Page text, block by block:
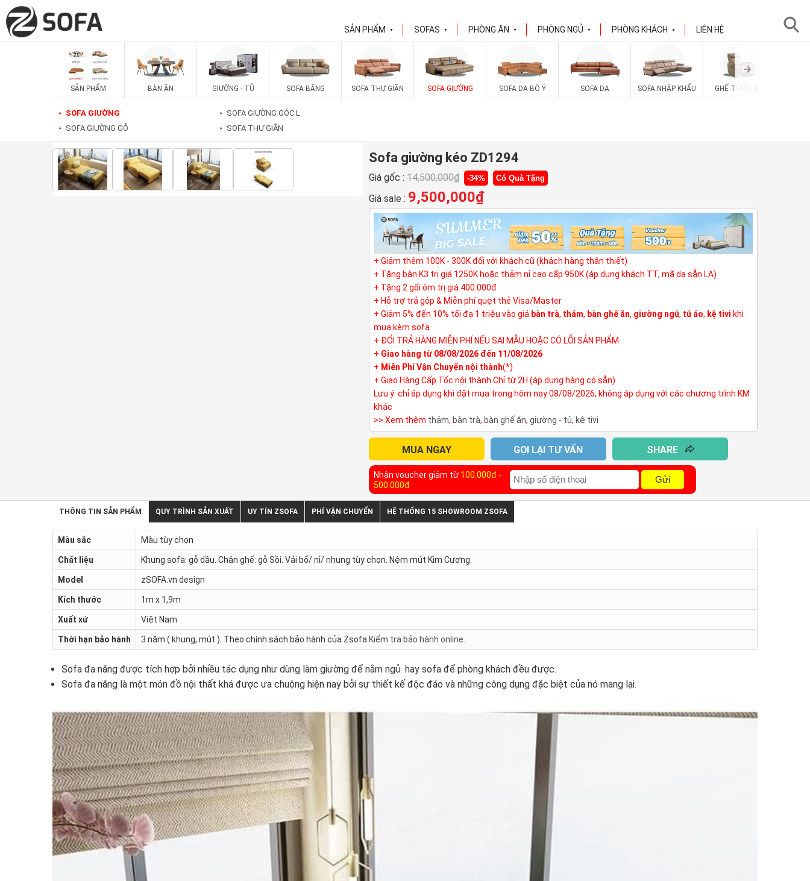
SẢN PHẨM ▼ SOFAS ▼ PHÒNG ĂN ▼ PHÒNG NGỦ ▼ PHÒNG KHÁCH ▼ LIÊN HỆ
SẢN PHẨM BÀN ĂN GIƯỜNG - TỦ SOFA BĂNG SOFA THƯ GIÃN SOFA GIƯỜNG SOFA DA BÒ Ý SOFA DA SOFA NHẬP KHẨU GHẾ THƯ GIÃN
► SOFA GIƯỜNG
► SOFA GIƯỜNG GỖ
► SOFA GIƯỜNG GÓC L
► SOFA THƯ GIÃN
Sofa giường kéo ZD1294
Giá gốc : 14,500,000₫ -34% Có Quà Tặng
Giá sale : 9,500,000₫
+ Giảm thêm 100K - 300K đối với khách cũ (khách hàng thân thiết)
+ Tặng bàn K3 trị giá 1250K hoặc thảm nỉ cao cấp 950K (áp dụng khách TT, mã da sẵn LA)
+ Tặng 2 gối ôm trị giá 400.000đ
+ Hỗ trợ trả góp & Miễn phí quẹt thẻ Visa/Master
+ Giảm 5% đến 10% tối đa 1 triệu vào giá bàn trà, thảm, bàn ghế ăn, giường ngủ, tủ áo, kệ tivi khi
mua kèm sofa
+ ĐỔI TRẢ HÀNG MIỄN PHÍ NẾU SAI MẪU HOẶC CÓ LỖI SẢN PHẨM
+ Giao hàng từ 08/08/2026 đến 11/08/2026
+ Miễn Phí Vận Chuyển nội thành(*)
+ Giao Hàng Cấp Tốc nội thành Chỉ từ 2H (áp dụng hàng có sẵn)
Lưu ý: chỉ áp dụng khi đặt mua trong hôm nay 08/08/2026, không áp dụng với các chương trình KM
khác
>> Xem thêm thảm, bàn trà, bàn ghế ăn, giường - tủ, kệ tivi
MUA NGAY GỌI LẠI TƯ VẤN SHARE
Nhận voucher giảm từ 100.000đ -
500.000đ
Gửi
THÔNG TIN SẢN PHẨM QUY TRÌNH SẢN XUẤT UY TÍN ZSOFA PHÍ VẬN CHUYỂN HỆ THỐNG 15 SHOWROOM ZSOFA
Màu sắc Màu tùy chọn
Chất liệu Khung sofa: gỗ dầu. Chân ghế: gỗ Sồi. Vải bố/ nỉ/ nhung tùy chọn. Nệm mút Kim Cương.
Model zSOFA.vn design
Kích thước 1m x 1,9m
Xuất xứ Việt Nam
Thời hạn bảo hành 3 năm ( khung, mút ). Theo chính sách bảo hành của Zsofa Kiểm tra bảo hành online
Sofa đa năng được tích hợp bởi nhiều tác dụng như dùng làm giường để nằm ngủ hay sofa để phòng khách đều được.
Sofa đa năng là một món đồ nội thất khá được ưa chuộng hiện nay bởi sự thiết kế độc đáo và những công dụng đặc biệt của nó mang lại.